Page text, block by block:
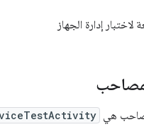
لاختبار إدارة الجهاز
هي